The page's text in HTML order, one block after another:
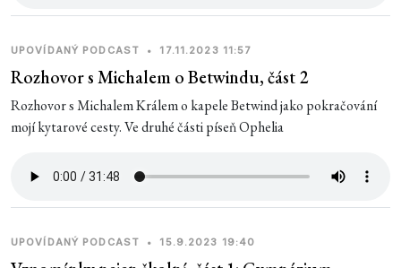
UPOVÍDANÝ PODCAST • 17.11.2023 11:57
Rozhovor s Michalem o Betwindu, část 2
Rozhovor s Michalem Králem o kapele Betwind jako pokračování
mojí kytarové cesty. Ve druhé části píseň Ophelia
UPOVÍDANÝ PODCAST • 15.9.2023 19:40